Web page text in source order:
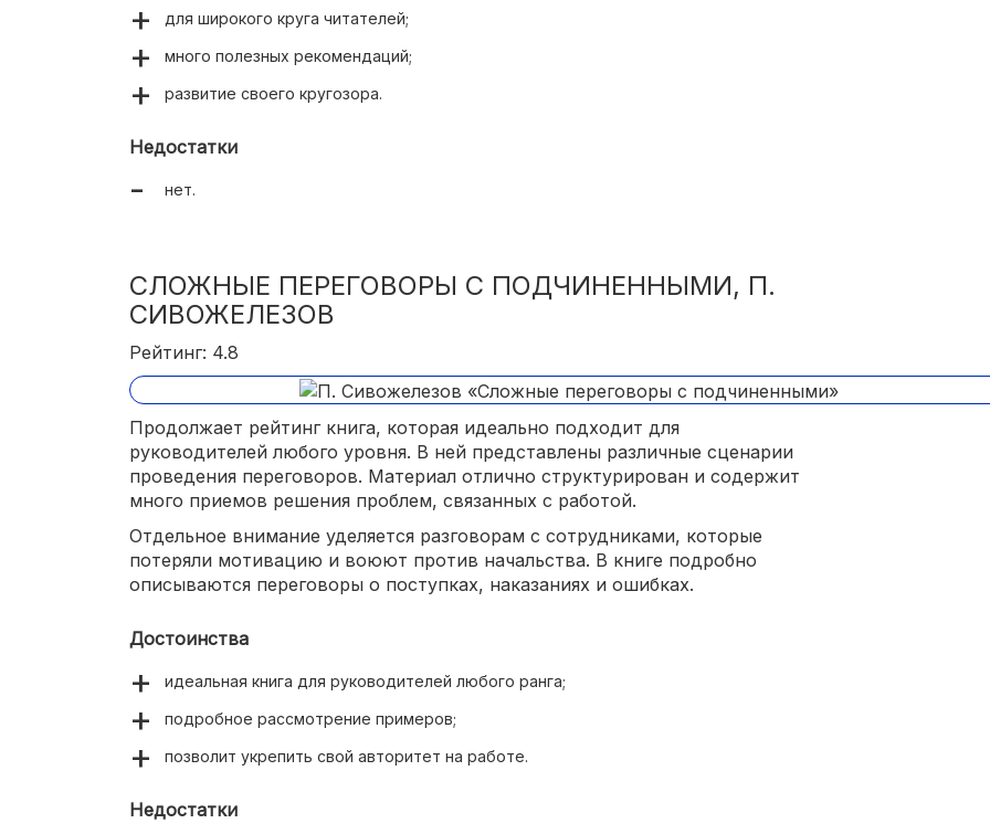
для широкого круга читателей;
много полезных рекомендаций;
развитие своего кругозора.
Недостатки
нет.
СЛОЖНЫЕ ПЕРЕГОВОРЫ С ПОДЧИНЕННЫМИ, П.
СИВОЖЕЛЕЗОВ
Рейтинг: 4.8
Продолжает рейтинг книга, которая идеально подходит для
руководителей любого уровня. В ней представлены различные сценарии
проведения переговоров. Материал отлично структурирован и содержит
много приемов решения проблем, связанных с работой.
Отдельное внимание уделяется разговорам с сотрудниками, которые
потеряли мотивацию и воюют против начальства. В книге подробно
описываются переговоры о поступках, наказаниях и ошибках.
Достоинства
идеальная книга для руководителей любого ранга;
подробное рассмотрение примеров;
позволит укрепить свой авторитет на работе.
Недостатки